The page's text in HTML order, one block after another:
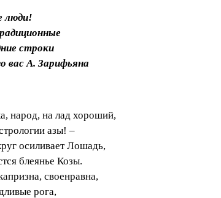
люди!
строки
вас А. Зарифьяна
народ, на лад хороший,
азы! –
осиливает Лошадь,
блеянье Козы.
своенравна,
рога,